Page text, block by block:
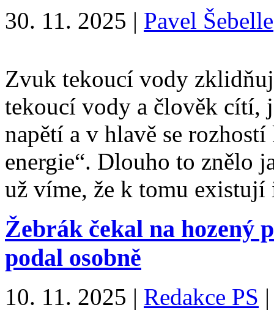
30. 11. 2025 | Pavel Šebelle
Zvuk tekoucí vody
tekoucí vody a člověk cítí,
napětí a v hlavě se
energie“. Dlouho to znělo
už víme, že k tomu
Žebrák čekal na hozený
podal osobně
10. 11. 2025 | Redakce PS